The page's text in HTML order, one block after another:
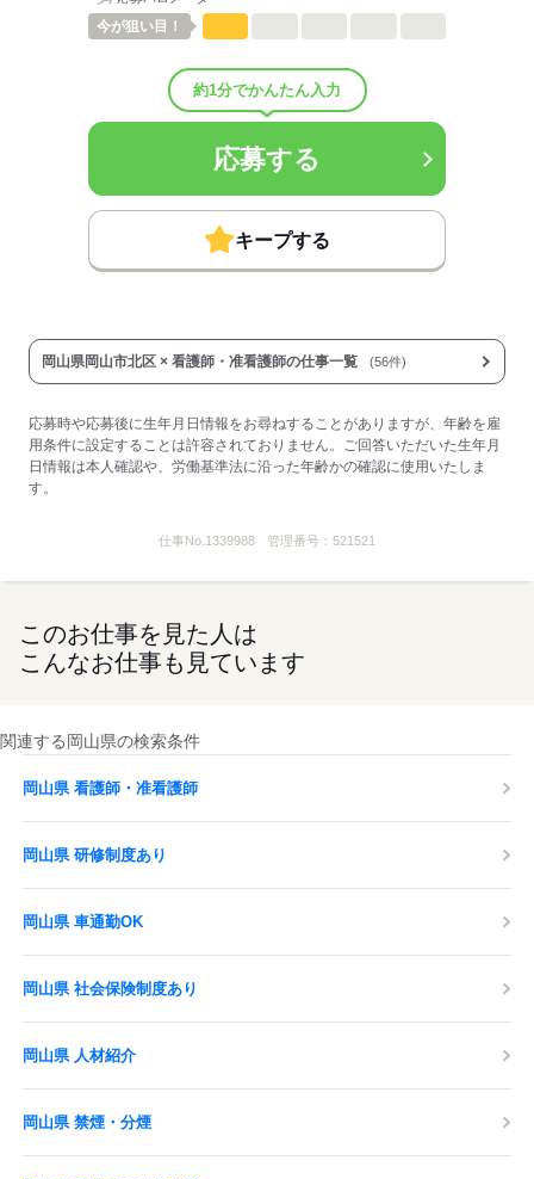
■退職金制度：有（勤続3年以上）
■退職金制度備考：
地域手当7,149円～8,652円
■受動喫煙防止措置：
敷地内禁煙
応募する
今が狙い目！
約1分でかんたん入力
応募する
キープする
岡山県岡山市北区 × 看護師・准看護師の仕事一覧 (56件)
応募時や応募後に生年月日情報をお尋ねすることがありますが、年齢を雇
用条件に設定することは許容されておりません。ご回答いただいた生年月
日情報は本人確認や、労働基準法に沿った年齢かの確認に使用いたしま
す。
仕事No. 1339988 管理番号： 521521
このお仕事を見た人は
こんなお仕事も見ています
関連する岡山県の検索条件
岡山県 看護師・准看護師
岡山県 研修制度あり
岡山県 車通勤OK
岡山県 社会保険制度あり
岡山県 人材紹介
岡山県 禁煙・分煙